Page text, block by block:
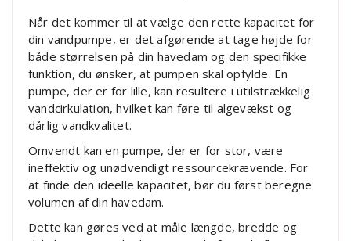
Når det kommer til at vælge den rette kapacitet for
din vandpumpe, er det afgørende at tage højde for
både størrelsen på din havedam og den specifikke
funktion, du ønsker, at pumpen skal opfylde. En
pumpe, der er for lille, kan resultere i utilstrækkelig
vandcirkulation, hvilket kan føre til algevækst og
dårlig vandkvalitet.
Omvendt kan en pumpe, der er for stor, være
ineffektiv og unødvendigt ressourcekrævende. For
at finde den ideelle kapacitet, bør du først beregne
volumen af din havedam.
Dette kan gøres ved at måle længde, bredde og